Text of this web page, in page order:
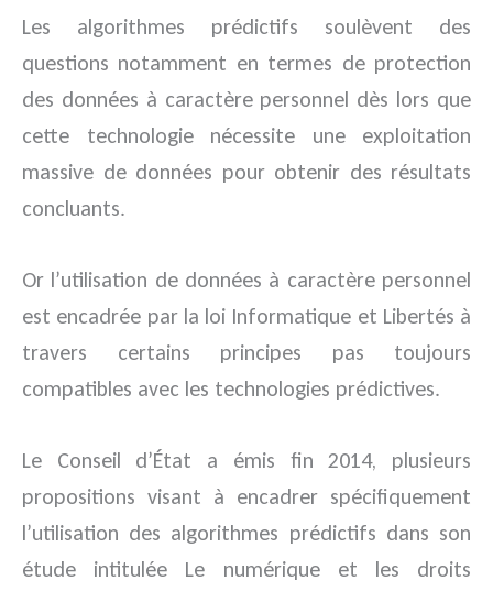
Les algorithmes prédictifs soulèvent des
questions notamment en termes de protection
des données à caractère personnel dès lors que
cette technologie nécessite une exploitation
massive de données pour obtenir des résultats
concluants.
Or l’utilisation de données à caractère personnel
est encadrée par la loi Informatique et Libertés à
travers certains principes pas toujours
compatibles avec les technologies prédictives.
Le Conseil d’État a émis fin 2014, plusieurs
propositions visant à encadrer spécifiquement
l’utilisation des algorithmes prédictifs dans son
étude intitulée Le numérique et les droits